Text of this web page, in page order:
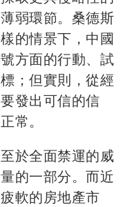
弱環節。桑德斯
的情景下，中國
方面的行動、試
；但實則，從經
發出可信的信
常。
於全面禁運的威
的一部分。而近
軟的房地產市